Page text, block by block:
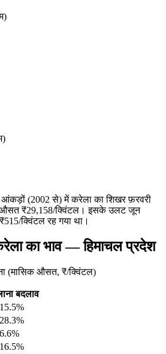
आंकड़ों (2002 से) में करेला का शिखर फ़रवरी
₹29,158/क्विंटल। इसके उलट जून
क्विंटल रह गया था।
का भाव — हिमाचल प्रदेश
(मासिक औसत, ₹/क्विंटल)
बदलाव